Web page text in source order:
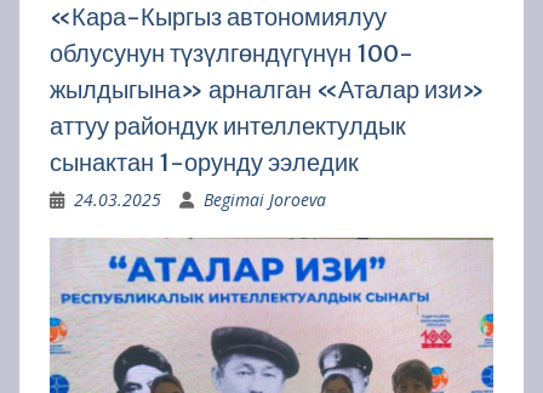
«Кара-Кыргыз автономиялуу
облусунун түзүлгөндүгүнүн 100-
жылдыгына» арналган «Аталар изи»
аттуу райондук интеллектулдык
сынактан 1-орунду ээледик
24.03.2025 Begimai Joroeva